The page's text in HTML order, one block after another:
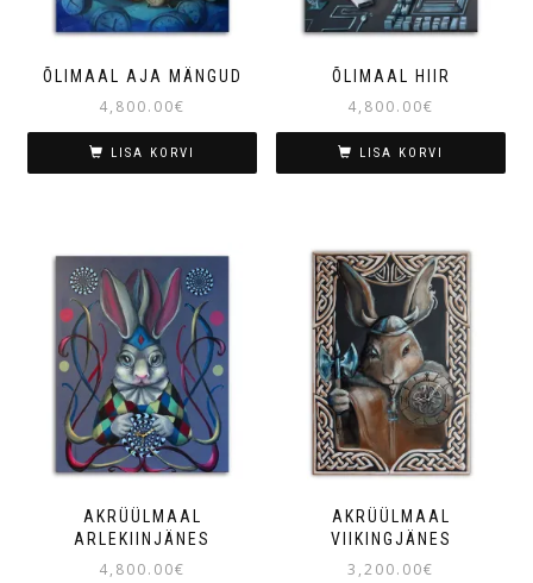
ÕLIMAAL AJA MÄNGUD
4,800.00€
LISA KORVI
ÕLIMAAL HIIR
4,800.00€
LISA KORVI
AKRÜÜLMAAL
ARLEKIINJÄNES
4,800.00€
AKRÜÜLMAAL
VIIKINGJÄNES
3,200.00€